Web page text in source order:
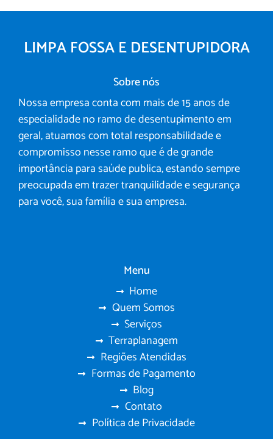
LIMPA FOSSA E DESENTUPIDORA
Sobre nós
Nossa empresa conta com mais de 15 anos de
especialidade no ramo de desentupimento em
geral, atuamos com total responsabilidade e
compromisso nesse ramo que é de grande
importância para saúde publica, estando sempre
preocupada em trazer tranquilidade e segurança
para você, sua família e sua empresa.
Menu
Home
Quem Somos
Serviços
Terraplanagem
Regiões Atendidas
Formas de Pagamento
Blog
Contato
Política de Privacidade